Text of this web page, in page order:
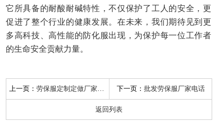
它所具备的耐酸耐碱特性，不仅保护了工人的安全，更
促进了整个行业的健康发展。在未来，我们期待见到更
多高科技、高性能的防化服出现，为保护每一位工作者
的生命安全贡献力量。
上一页：劳保服定制定做厂家重庆 下一页： 批发劳保服厂家电话
返回列表